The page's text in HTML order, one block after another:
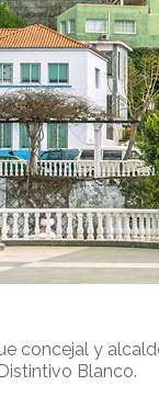
concejal y
Blanco.